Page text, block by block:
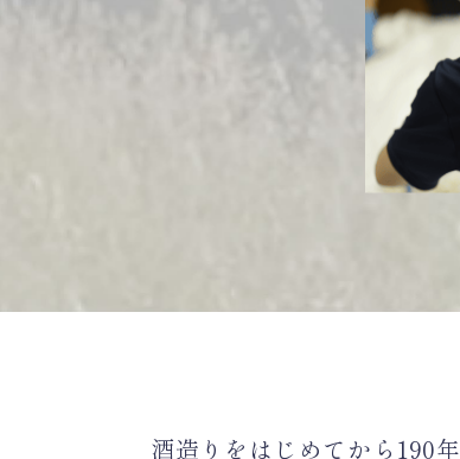
酒造りをはじめてから190年